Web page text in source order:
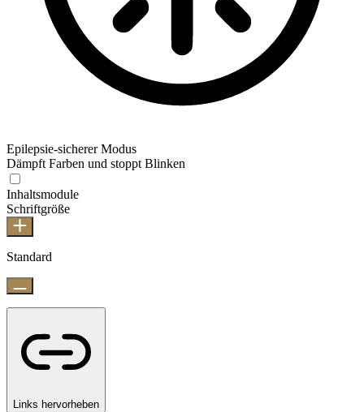
Epilepsie-sicherer Modus
Dämpft Farben und stoppt Blinken
Inhaltsmodule
Schriftgröße
Standard
Links hervorheben